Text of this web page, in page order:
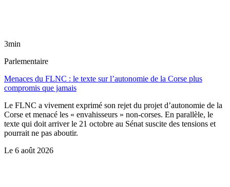
3min
Parlementaire
Menaces du FLNC : le texte sur l’autonomie de la Corse plus
compromis que jamais
Le FLNC a vivement exprimé son rejet du projet d’autonomie de la
Corse et menacé les « envahisseurs » non-corses. En parallèle, le
texte qui doit arriver le 21 octobre au Sénat suscite des tensions et
pourrait ne pas aboutir.
Le 6 août 2026